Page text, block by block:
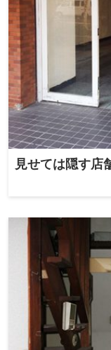
見せては隠す店